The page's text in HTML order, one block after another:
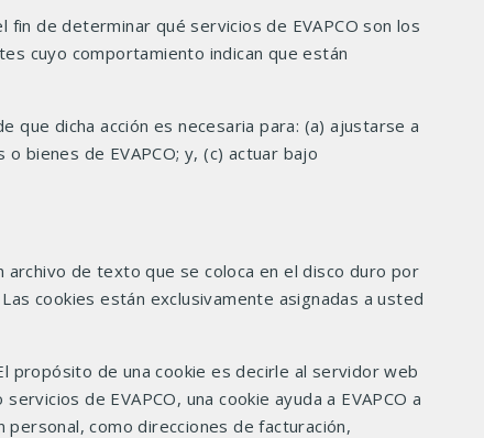
de determinar qué servicios de EVAPCO son los
cuyo comportamiento indican que están
que dicha acción es necesaria para: (a) ajustarse a
bienes de EVAPCO; y, (c) actuar bajo
archivo de texto que se coloca en el disco duro por
cookies están exclusivamente asignadas a usted
propósito de una cookie es decirle al servidor web
de EVAPCO, una cookie ayuda a EVAPCO a
como direcciones de facturación,